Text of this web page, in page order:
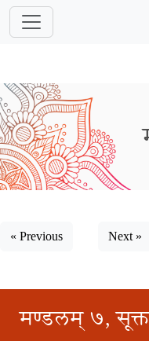
« Previous Next »
मण्डलम् ७,